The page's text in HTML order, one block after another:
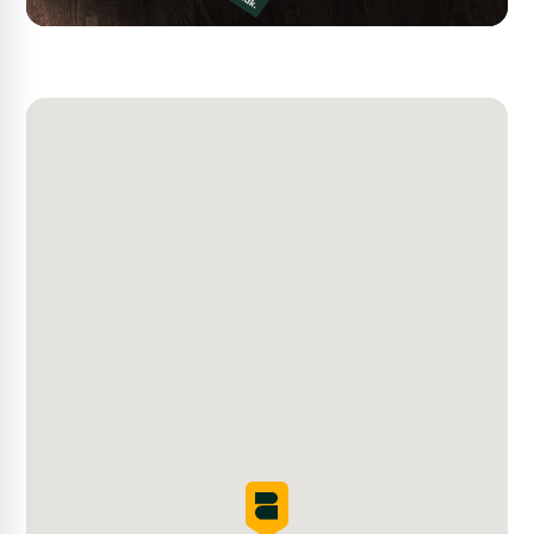
toegangsdeur;
Parkeren